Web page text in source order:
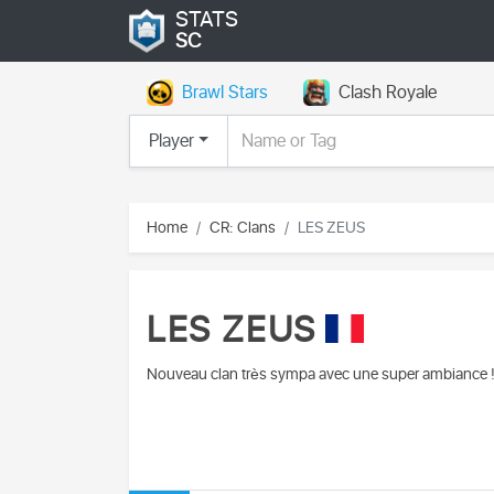
STATS
SC
Brawl Stars
Clash Royale
Player
Home CR: Clans LES ZEUS
LES ZEUS
Nouveau clan très sympa avec une super ambiance !